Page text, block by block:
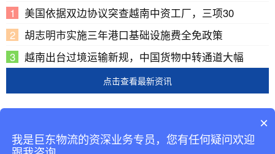
美国依据双边协议突查越南中资工厂，三项30
胡志明市实施三年港口基础设施费全免政策
越南出台过境运输新规，中国货物中转通道大幅
点击查看最新资讯
版权所有
备案号： 粤ICP备13069001号-2
×
我是巨东物流的资深业务专员，您有任何疑问欢迎